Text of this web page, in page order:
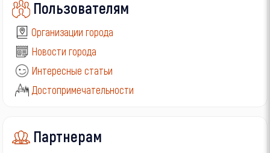
Пользователям
Организации города
Новости города
Интересные статьи
Достопримечательности
Партнерам